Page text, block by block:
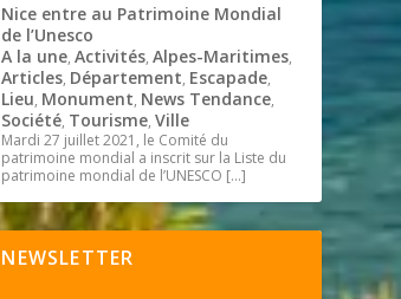
Nice entre au Patrimoine Mondial
de l’Unesco
A la une,Activités,Alpes-Maritimes,
Articles, Département, Escapade,
Lieu, Monument, News Tendance,
Société, Tourisme,Ville
Mardi 27 juillet 2021, le Comité du
patrimoine mondial a inscrit sur la Liste du
patrimoine mondial de l’UNESCO […]
NEWSLETTER